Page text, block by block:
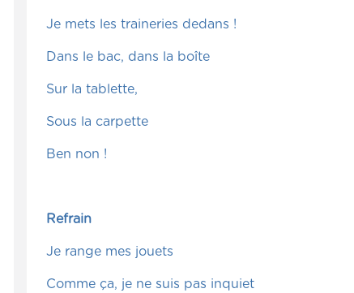
Je mets les traineries dedans !
Dans le bac, dans la boîte
Sur la tablette,
Sous la carpette
Ben non !
Refrain
Je range mes jouets
Comme ça, je ne suis pas inquiet